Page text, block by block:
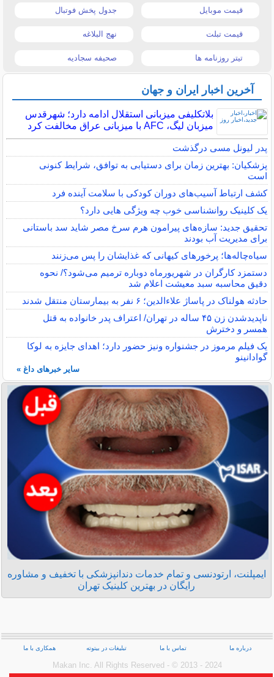
قیمت موبایل جدول پخش فوتبال
قیمت تبلت نهج البلاغه
تیتر روزنامه ها صحیفه سجادیه
آخرین اخبار ایران و جهان
بلاتکلیفی میزبانی استقلال ادامه دارد؛ شهرقدس
میزبان لیگ، AFC با میزبانی عراق مخالفت کرد
پدر لیونل مسی درگذشت
پزشکیان: بهترین زمان برای دستیابی به توافق، شرایط کنونی
است
کشف ارتباط آسیب‌های دوران کودکی با سلامت آینده فرد
یک کلینیک روانشناسی خوب چه ویژگی هایی دارد؟
تحقیق جدید: سازه‌های پیرامون هرم سرخ مصر شاید سد باستانی
برای مدیریت آب بودند
سیاه‌چاله‌ها؛ پرخورهای کیهانی که غذایشان را پس می‌زنند
دستمزد کارگران در شهریورماه دوباره ترمیم می‌شود؟/ نحوه
دقیق محاسبه سبد معیشت اعلام شد
حادثه هولناک در پاساژ علاءالدین؛ ۶ نفر به بیمارستان منتقل شدند
ناپدیدشدن زن ۴۵ ساله در تهران/ اعتراف پدر خانواده به قتل
همسر و دخترش
یک فیلم مرموز در جشنواره ونیز حضور دارد؛ اهدای جایزه به لوکا
گوادانینو
سایر خبرهای داغ »
ایمپلنت، ارتودنسی و تمام خدمات دندانپزشکی با تخفیف و مشاوره
رایگان در بهترین کلینیک تهران
درباره ما تماس با ما تبلیغات در بیتوته همکاری با ما
Makan Inc.‎ All Rights Reserved - © 2013 - 2024